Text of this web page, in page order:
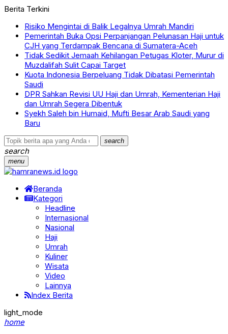
Berita Terkini
Risiko Mengintai di Balik Legalnya Umrah Mandiri
Pemerintah Buka Opsi Perpanjangan Pelunasan Haji untuk
CJH yang Terdampak Bencana di Sumatera-Aceh
Tidak Sedikit Jemaah Kehilangan Petugas Kloter, Murur di
Muzdalifah Sulit Capai Target
Kuota Indonesia Berpeluang Tidak Dibatasi Pemerintah
Saudi
DPR Sahkan Revisi UU Haji dan Umrah, Kementerian Haji
dan Umrah Segera Dibentuk
Syekh Saleh bin Humaid, Mufti Besar Arab Saudi yang
Baru
search
search
menu
Beranda
Kategori
Headline
Internasional
Nasional
Haji
Umrah
Kuliner
Wisata
Video
Lainnya
Index Berita
light_mode
home